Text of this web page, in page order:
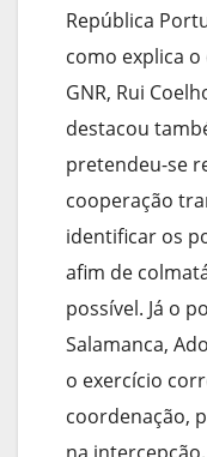
República
como explica
GNR, Rui
destacou
pretendeu-se
cooperação
identificar os
afim de
possível. Já o
Salamanca,
o exercício
coordenação,